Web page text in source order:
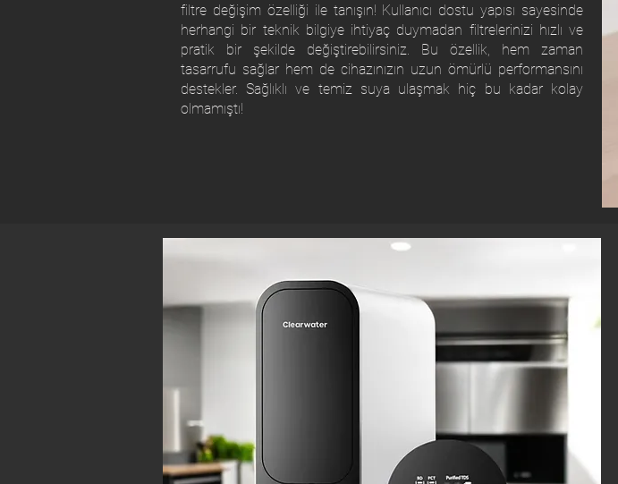
filtre değişim özelliği ile tanışın! Kullanıcı dostu yapısı sayesinde
herhangi bir teknik bilgiye ihtiyaç duymadan filtrelerinizi hızlı ve
pratik bir şekilde değiştirebilirsiniz. Bu özellik, hem zaman
tasarrufu sağlar hem de cihazınızın uzun ömürlü performansını
destekler. Sağlıklı ve temiz suya ulaşmak hiç bu kadar kolay
olmamıştı!